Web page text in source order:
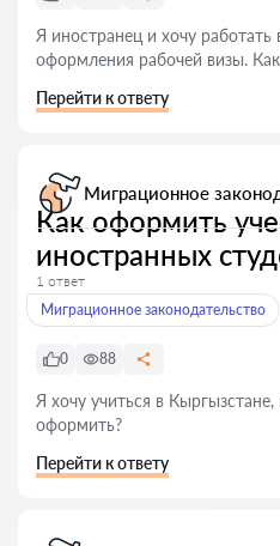
Я иностранец и хочу работать
оформления рабочей визы.
Перейти к ответу
Миграционное
Как оформить
иностранных
1 ответ
Миграционное законодательство
0 88
Я хочу учиться в
оформить?
Перейти к ответу